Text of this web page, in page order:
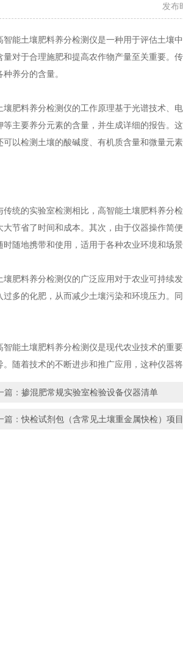
发
土壤肥料养分检测仪是一种用于评估土壤中
量对于合理施肥和提高农作物产量至关重要。
种养分的含量。
料养分检测仪的工作原理基于光谱技术、电
等主要养分元素的含量，并生成详细的报告。
可以检测土壤的酸碱度、有机质含量和微量元
的实验室检测相比，高智能土壤肥料养分检
大节省了时间和成本。其次，由于仪器操作简
时随地携带和使用，适用于各种农业环境和场景
料养分检测仪的广泛应用对于农业可持续发
过多的化肥，从而减少土壤污染和环境压力。
土壤肥料养分检测仪是现代农业技术的重要
。随着技术的不断进步和推广应用，这种仪器
篇： 掺混肥常规实验室检验设备仪器清单
篇：快检试剂包（含常见土壤重金属快检）项